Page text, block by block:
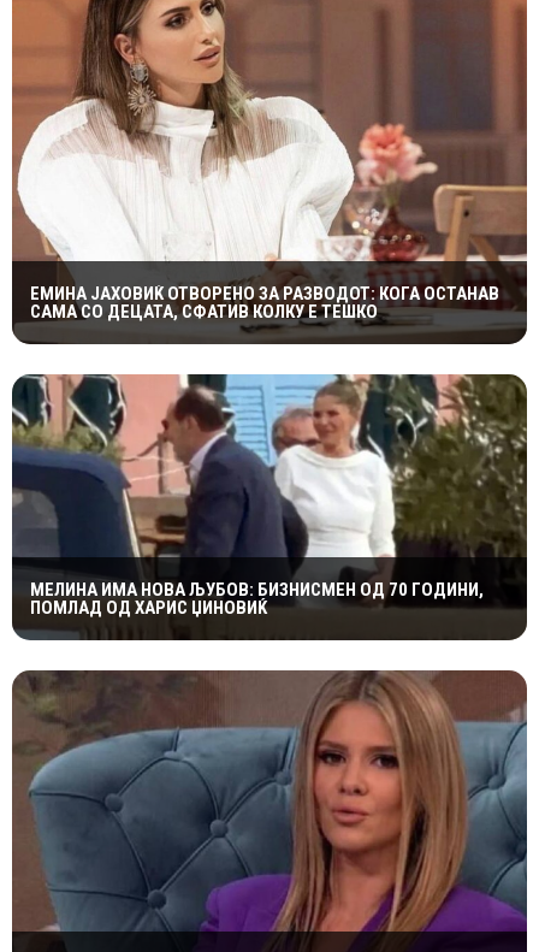
ЕМИНА ЈАХОВИЌ ОТВОРЕНО ЗА РАЗВОДОТ: КОГА ОСТАНАВ
САМА СО ДЕЦАТА, СФАТИВ КОЛКУ Е ТЕШКО
МЕЛИНА ИМА НОВА ЉУБОВ: БИЗНИСМЕН ОД 70 ГОДИНИ,
ПОМЛАД ОД ХАРИС ЏИНОВИЌ